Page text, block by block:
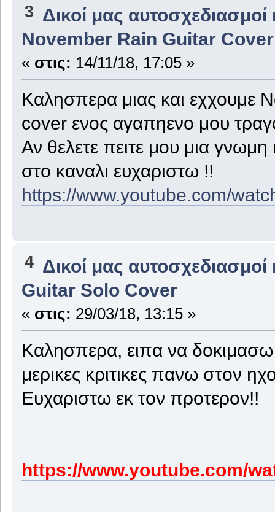
3 Δικοί μας αυτοσχεδιασμοί
November Rain Guitar
« στις: 14/11/18, 17:05 »
Καλησπερα μιας και εχχουμε
cover ενος αγαπηενο μου
Αν θελετε πειτε μου μια
στο καναλι ευχαριστω !!
https://www.youtube.com/
4 Δικοί μας αυτοσχεδιασμοί
Guitar Solo Cover
« στις: 29/03/18, 13:15 »
Καλησπερα, ειπα να
μερικες κριτικες πανω στον
Ευχαριστω εκ τον προτερον!!
https://www.youtube.com/